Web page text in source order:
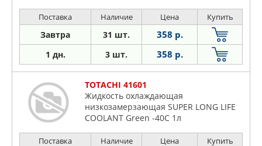
Поставка Наличие Цена Купить
Завтра 31 шт. 358 р.
1 дн. 3 шт. 358 р.
TOTACHI 41601
Жидкость охлаждающая
низкозамерзающая SUPER LONG LIFE
COOLANT Green -40C 1л
Поставка Наличие Цена Купить